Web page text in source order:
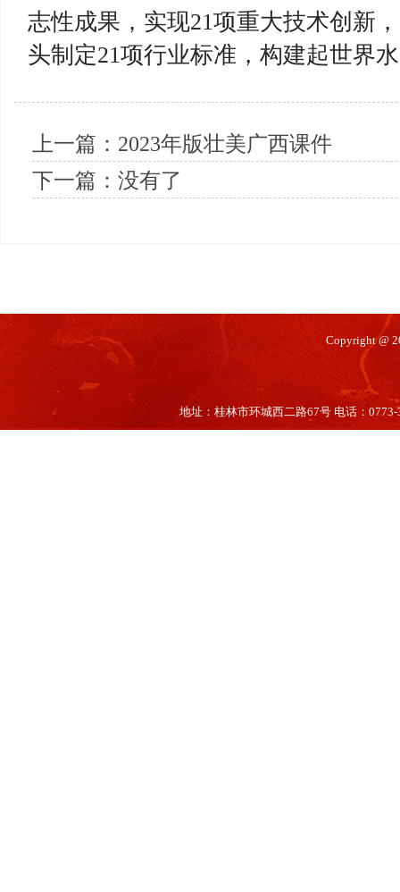
志性成果，实现21项重大技术创新
头制定21项行业标准，构建起世界
上一篇： 2023年版壮美广西课件
下一篇：没有了
Copyright @
地址：桂林市环城西二路67号 电话：